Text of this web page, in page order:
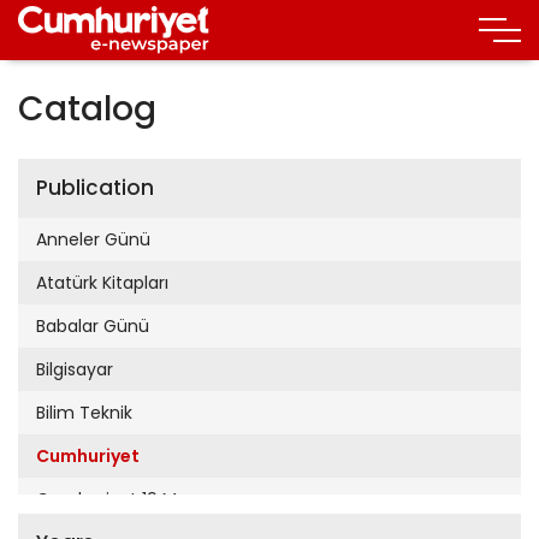
Catalog
Publication
Anneler Günü
Atatürk Kitapları
Babalar Günü
Bilgisayar
Bilim Teknik
Cumhuriyet
Cumhuriyet 19 Mayıs